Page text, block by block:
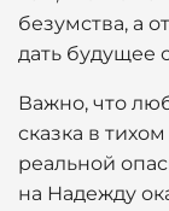
безумства, а
дать будущее
Важно, что
сказка в
реальной
на Надежду